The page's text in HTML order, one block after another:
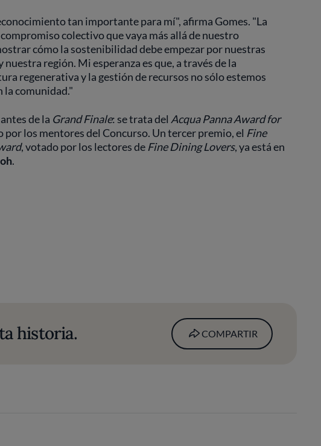
tan importante para mí", afirma Gomes. "La
colectivo que vaya más allá de nuestro
cómo la sostenibilidad debe empezar por nuestras
región. Mi esperanza es que, a través de la
regenerativa y la gestión de recursos no sólo estemos
la comunidad."
de la Grand Finale: se trata del Acqua Panna Award for
por los mentores del Concurso. Un tercer premio, el Fine
, votado por los lectores de Fine Dining Lovers, ya está en
.
historia. COMPARTIR